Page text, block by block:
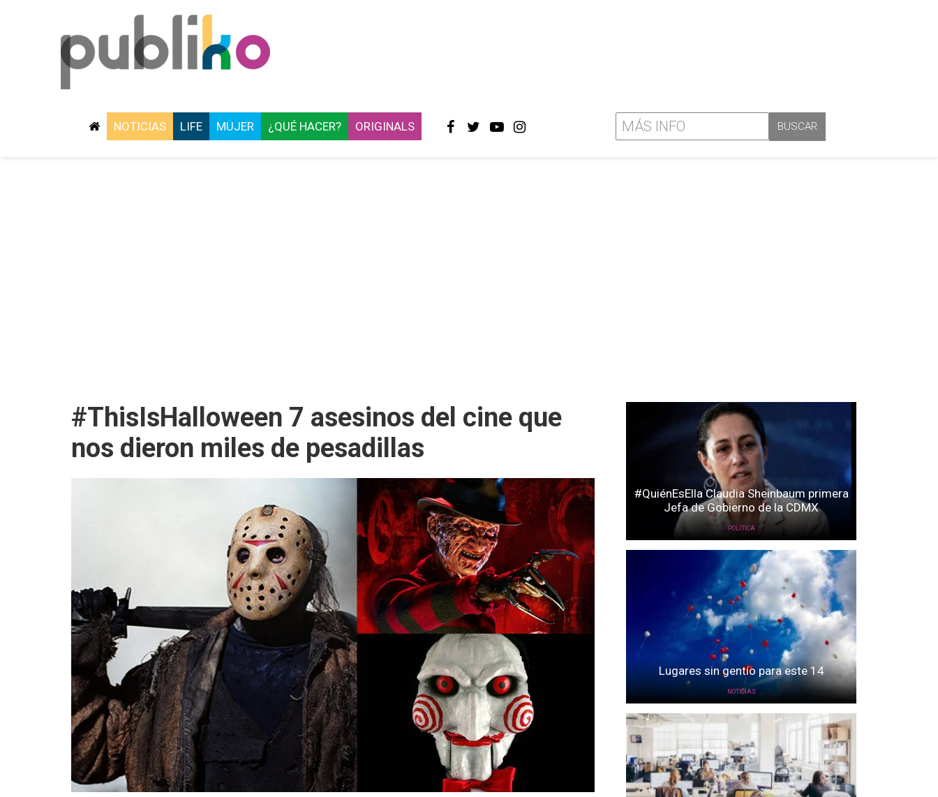
NOTICIAS LIFE MUJER ¿QUÉ HACER? ORIGINALS
#ThisIsHalloween 7 asesinos del cine que
nos dieron miles de pesadillas
#QuiénEsElla Claudia Sheinbaum primera
Jefa de Gobierno de la CDMX
POLÍTICA
Lugares sin gentío para este 14
NOTICIAS